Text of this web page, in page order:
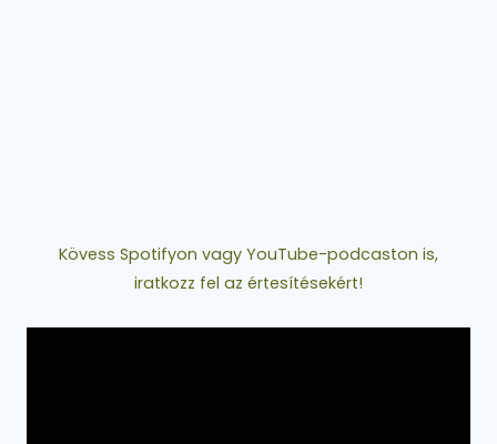
Kövess Spotifyon vagy YouTube-podcaston is,
iratkozz fel az értesítésekért!